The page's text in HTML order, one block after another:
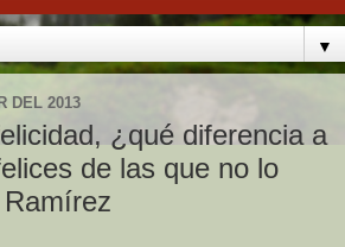
▼
DEL 2013
¿qué diferencia a
de las que no lo